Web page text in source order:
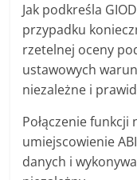
Jak podkreśla
przypadku
rzetelnej oceny
ustawowych
niezależne i
Połączenie funkcji
umiejscowienie
danych i